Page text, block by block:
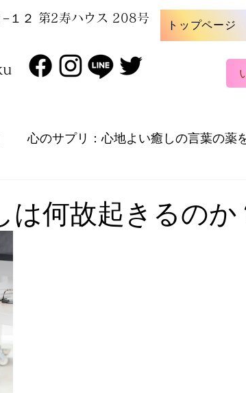
−１２ 第2寿ハウス 208号
トップページ
心のサプリ：心地よい癒しの言葉の薬
を探索し、ご紹介！
レス解消法
は何故起きるのか